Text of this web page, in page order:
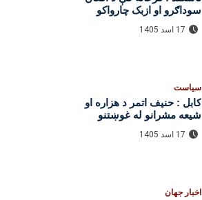
سوداګرو او ازبک چارواکو
ترمنځ د اقتصادي همکاریو د
پراختیا خبرې
17 اسد 1405
سیاست
کابل : حنیف اتمر د هزاره او
شیعه مشرانو له غوښتنو
ملاتړ وکړ
17 اسد 1405
اخبار جهان